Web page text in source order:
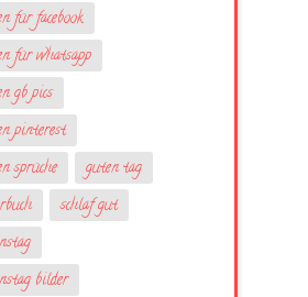
für facebook
für whatsapp
gb pics
pinterest
sprüche
guten tag
schlaf gut
bilder